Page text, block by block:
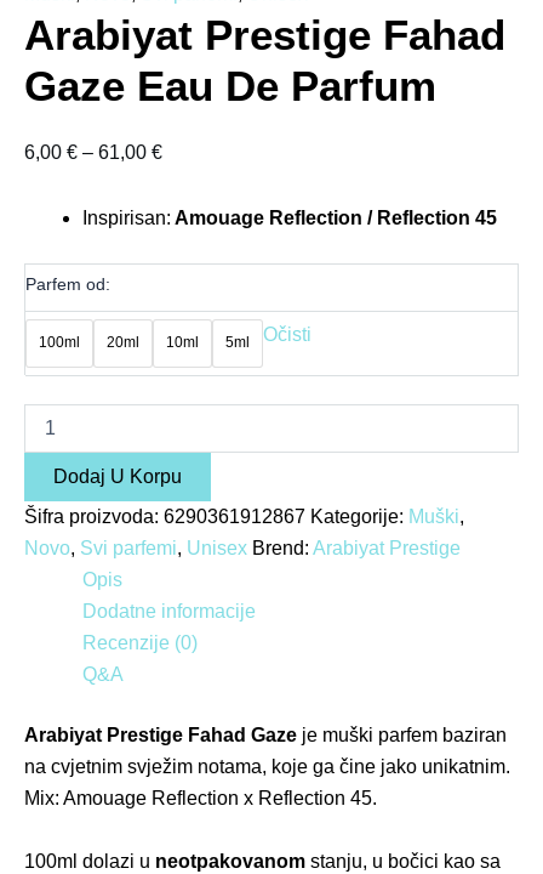
Arabiyat Prestige Fahad
Gaze Eau De Parfum
6,00 € – 61,00 €
Inspirisan: Amouage Reflection / Reflection 45
Parfem od:
100ml 20ml 10ml 5ml Očisti
Dodaj U Korpu
Šifra proizvoda: 6290361912867 Kategorije: Muški,
Novo, Svi parfemi, Unisex Brend: Arabiyat Prestige
Opis
Dodatne informacije
Recenzije (0)
Q&A
Arabiyat Prestige Fahad Gaze je muški parfem baziran
na cvjetnim svježim notama, koje ga čine jako unikatnim.
Mix: Amouage Reflection x Reflection 45.
100ml dolazi u neotpakovanom stanju, u bočici kao sa